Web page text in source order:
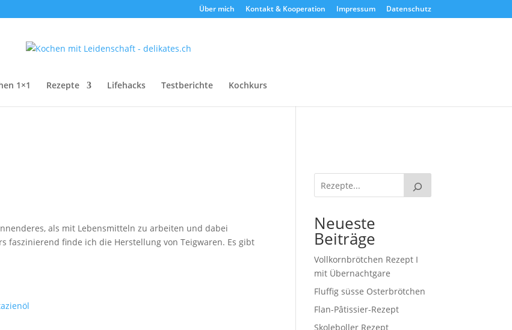
Über mich Kontakt & Kooperation Impressum Datenschutz
1×1 Rezepte Lifehacks Testberichte Kochkurs
als mit Lebensmitteln zu arbeiten und dabei
faszinierend finde ich die Herstellung von Teigwaren. Es gibt
Neueste
Beiträge
Vollkornbrötchen Rezept I
mit Übernachtgare
Fluffig süsse Osterbrötchen
Flan-Pâtissier-Rezept
Skoleboller Rezept